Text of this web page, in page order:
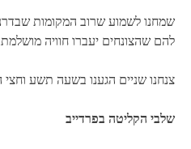
שמחנו לשמוע שרוב המקומות
להם שהצונחים יעברו חוויה
צנחנו שניים הגענו בשעה תשע וחצי
שלבי הקליטה בפרדייב